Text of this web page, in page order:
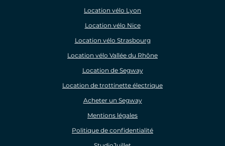
Location vélo Lyon
Location vélo Nice
Location vélo Strasbourg
Location vélo Vallée du Rhône
Location de Segway
Location de trottinette électrique
Acheter un Segway
Mentions légales
Politique de confidentialité